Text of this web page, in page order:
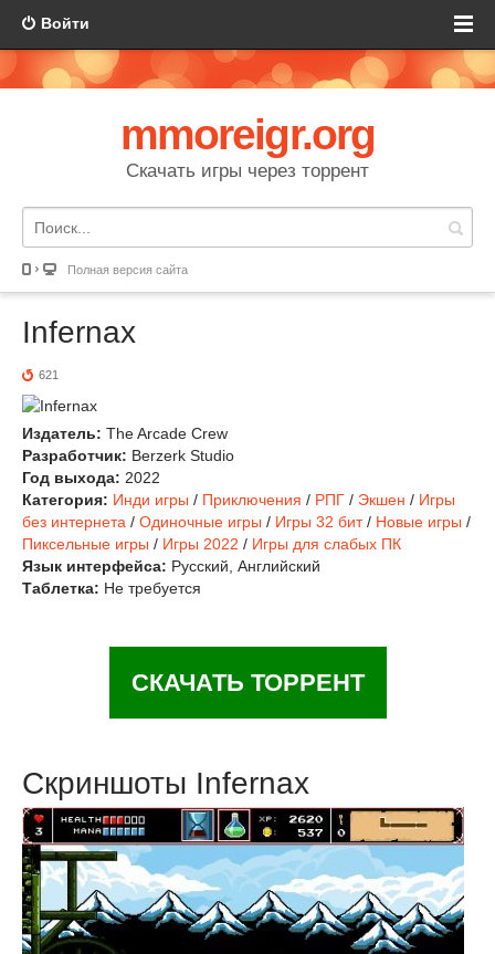
Войти
mmoreigr.org
Скачать игры через торрент
Полная версия сайта
Infernax
621
Издатель: The Arcade Crew
Разработчик: Berzerk Studio
Год выхода: 2022
Категория: Инди игры / Приключения / РПГ / Экшен / Игры
без интернета / Одиночные игры / Игры 32 бит/ Новые игры /
Пиксельные игры / Игры 2022 / Игры для слабых ПК
Язык интерфейса: Русский, Английский
Таблетка: Не требуется
СКАЧАТЬ ТОРРЕНТ
Скриншоты Infernax